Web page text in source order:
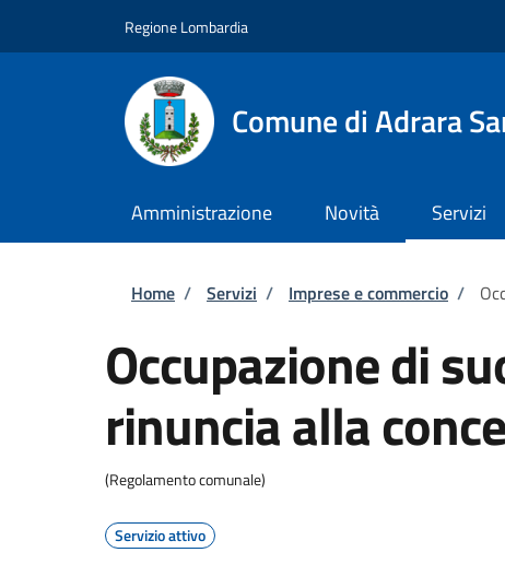
Regione Lombardia
Comune di Adrara
Amministrazione Novità Servizi
Briciole di pane
Home / Servizi / Imprese e commercio /
Occupazione di
rinuncia alla
(Regolamento comunale)
Servizio attivo